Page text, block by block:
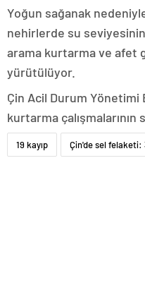
Yoğun sağanak
nehirlerde su
arama kurtarma ve afet
yürütülüyor.
Çin Acil Durum Yönetimi
kurtarma çalışmalarının
19 kayıp Çin'de sel felaketi: